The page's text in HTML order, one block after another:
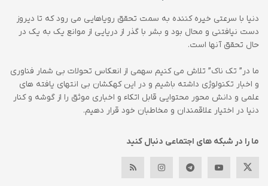
دنیا با سرعتی خیره کننده به سمت تحقق رویاهایی می رود که تا دیروز
دست نیافتنی و محال بود و بشر با گذر از دریایی از موانع یک به یک در
حال تحقق آنها است.
ما در” تک ناک” تلاش می کنیم سهمی از انعکاس تحولات بی شمار فناوری
و اخبار تکنولوژی داشته باشیم و در این کهکشان بی انتهای یافته های
علمی و دانش محور محتوایی قابل اتکاء و اخباری موثق را از گوشه و کنار
دنیا در اختیار علاقمندان و مخاطبان خود قرار دهیم.
ما را در شبکه های اجتماعی دنبال کنید